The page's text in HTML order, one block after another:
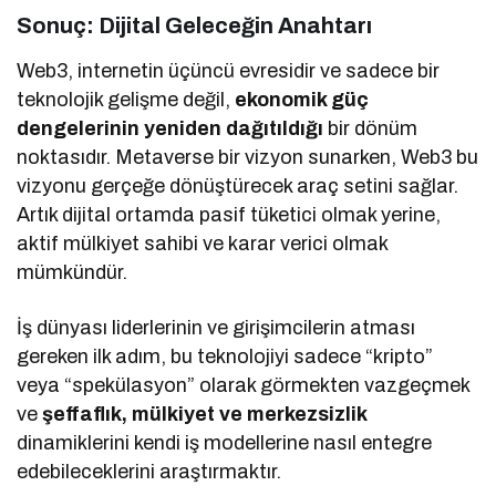
Sonuç: Dijital Geleceğin Anahtarı
Web3, internetin üçüncü evresidir ve sadece bir
teknolojik gelişme değil, ekonomik güç
dengelerinin yeniden dağıtıldığı bir dönüm
noktasıdır. Metaverse bir vizyon sunarken, Web3 bu
vizyonu gerçeğe dönüştürecek araç setini sağlar.
Artık dijital ortamda pasif tüketici olmak yerine,
aktif mülkiyet sahibi ve karar verici olmak
mümkündür.
İş dünyası liderlerinin ve girişimcilerin atması
gereken ilk adım, bu teknolojiyi sadece “kripto”
veya “spekülasyon” olarak görmekten vazgeçmek
veşeffaflık, mülkiyet ve merkezsizlik
dinamiklerini kendi iş modellerine nasıl entegre
edebileceklerini araştırmaktır.